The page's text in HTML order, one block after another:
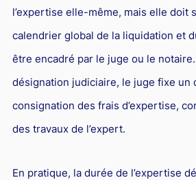
l’expertise elle-même, mais elle doit
calendrier global de la liquidation et
être encadré par le juge ou le notaire.
désignation judiciaire, le juge fixe un
consignation des frais d’expertise,
des travaux de l’expert.
En pratique, la durée de l’expertise